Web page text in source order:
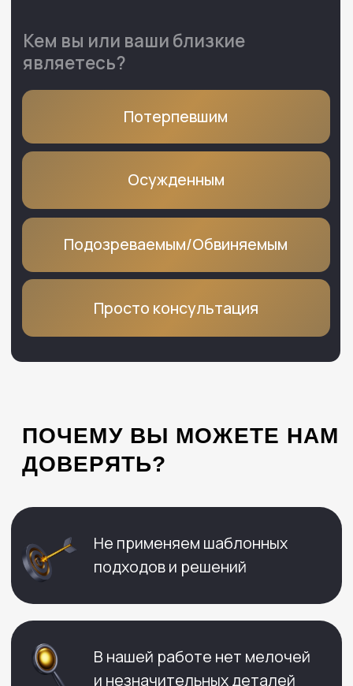
Вас будут защищать именно эти
люди —самые опытные адвокаты